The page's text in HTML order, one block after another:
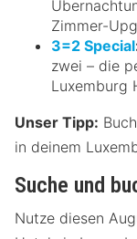
Zimmer-
3=2 Special
zwei – die
Luxemburg
Unser Tipp:
in deinem
Suche und
Nutze diesen